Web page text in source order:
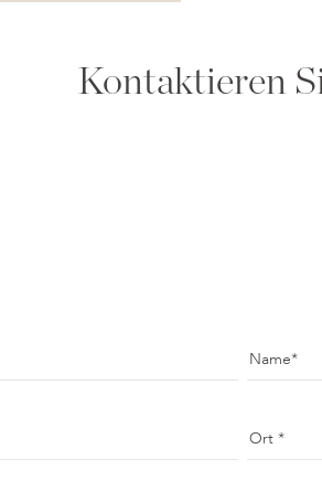
Kontaktieren
Name
Ort